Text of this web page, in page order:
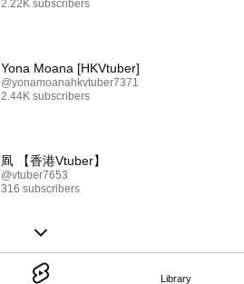
Library
2.22K subscribers
Yona Moana [HKVtuber]
@yonamoanahkvtuber7371
2.44K subscribers
凮 【香港Vtuber】
@vtuber7653
316 subscribers